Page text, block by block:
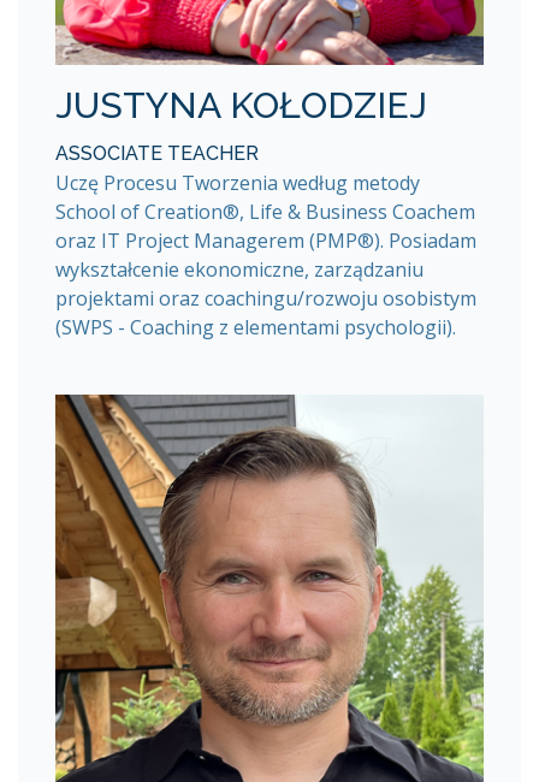
JUSTYNA KOŁODZIEJ
ASSOCIATE TEACHER
Uczę Procesu Tworzenia według metody
School of Creation®, Life & Business Coachem
oraz IT Project Managerem (PMP®). Posiadam
wykształcenie ekonomiczne, zarządzaniu
projektami oraz coachingu/rozwoju osobistym
(SWPS - Coaching z elementami psychologii).